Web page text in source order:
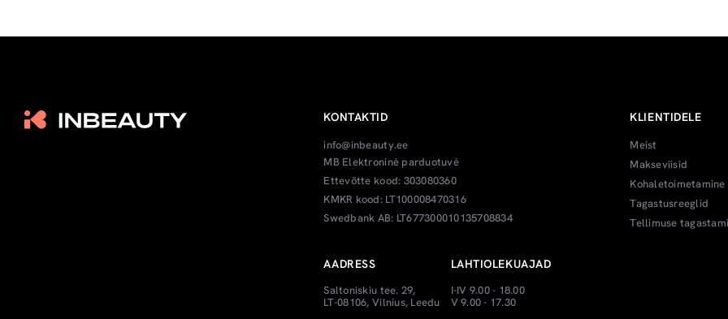
KONTAKTID
info@inbeauty.ee
MB Elektroninė parduotuvė
Ettevõtte kood: 303080360
KMKR kood: LT100008470316
Swedbank AB: LT677300010135708834
AADRESS
Saltoniskiu tee. 29,
LT-08106, Vilnius, Leedu
LAHTIOLEKUAJAD
I-IV 9.00 - 18.00
V 9.00 - 17.30
KLIENTIDELE
Meist
Makseviisid
Kohaletoimetamine
Tagastusreeglid
Tellimuse